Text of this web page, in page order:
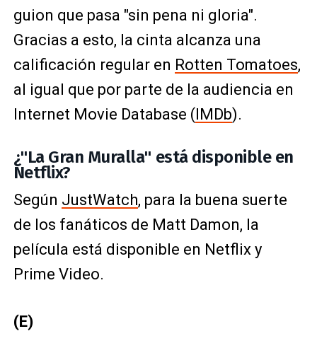
guion que pasa "sin pena ni gloria".
Gracias a esto, la cinta alcanza una
calificación regular en Rotten Tomatoes,
al igual que por parte de la audiencia en
Internet Movie Database (IMDb).
¿"La Gran Muralla" está disponible en
Netflix?
Según JustWatch, para la buena suerte
de los fanáticos de Matt Damon, la
película está disponible en Netflix y
Prime Video.
(E)